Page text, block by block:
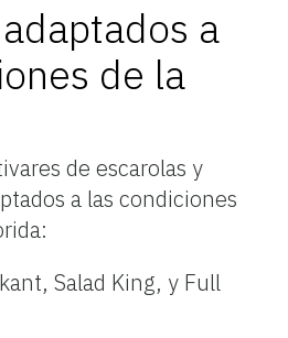
a
de la
de escarolas y
a las condiciones
Salad King, y Full